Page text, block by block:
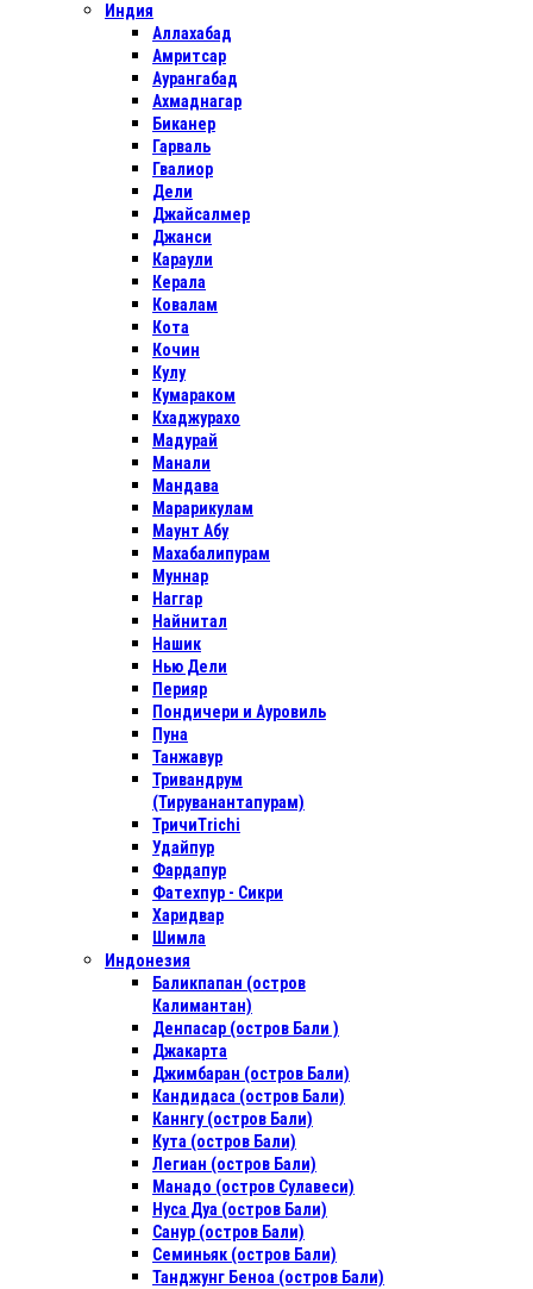
Индия
Аллахабад
Амритсар
Аурангабад
Ахмаднагар
Биканер
Гарваль
Гвалиор
Дели
Джайсалмер
Джанси
Караули
Керала
Ковалам
Кота
Кочин
Кулу
Кумараком
Кхаджурахо
Мадурай
Манали
Мандава
Марарикулам
Маунт Абу
Махабалипурам
Муннар
Наггар
Найнитал
Нашик
Нью Дели
Перияр
Пондичери и Ауровиль
Пуна
Танжавур
Тривандрум
(Тируванантапурам)
ТричиTrichi
Удайпур
Фардапур
Фатехпур - Сикри
Харидвар
Шимла
Индонезия
Баликпапан (остров
Калимантан)
Денпасар (остров Бали )
Джакарта
Джимбаран (остров Бали)
Кандидаса (остров Бали)
Каннгу (остров Бали)
Кута (остров Бали)
Легиан (остров Бали)
Манадо (остров Сулавеси)
Нуса Дуа (остров Бали)
Санур (остров Бали)
Семиньяк (остров Бали)
Танджунг Беноа (остров Бали)